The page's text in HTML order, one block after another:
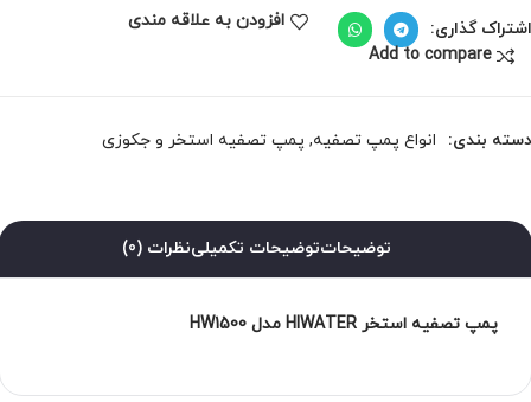
گذاری:
افزودن به علاقه مندی
Add to compare
بندی: انواع پمپ تصفیه, پمپ تصفیه استخر و جکوزی
توضیحاتتوضیحات تکمیلینظرات (0)
پمپ تصفیه استخر HIWATER مدل HW1500